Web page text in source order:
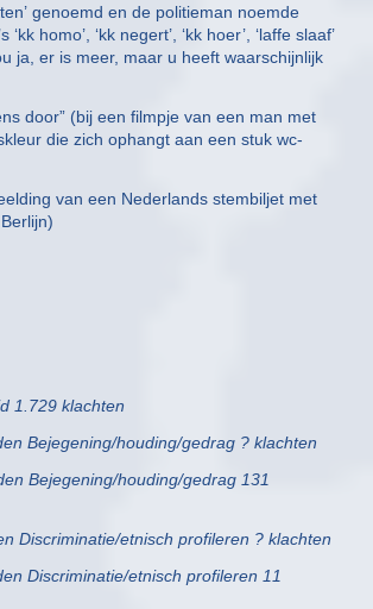
genoemd en de politieman noemde
homo’, ‘kk negert’, ‘kk hoer’, ‘laffe slaaf’
ja, er is meer, maar u heeft waarschijnlijk
door” (bij een filmpje van een man met
die zich ophangt aan een stuk wc-
van een Nederlands stembiljet met
1.729 klachten
Bejegening/houding/gedrag ? klachten
Bejegening/houding/gedrag 131
Discriminatie/etnisch profileren ? klachten
Discriminatie/etnisch profileren 11